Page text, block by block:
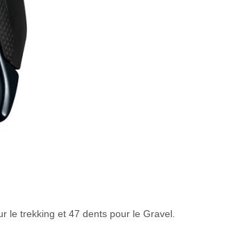
le trekking et 47 dents pour le Gravel.